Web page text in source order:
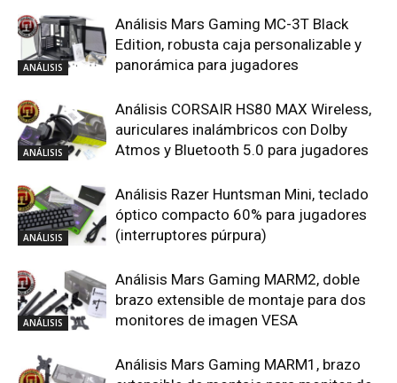
ANÁLISIS
Análisis CORSAIR HS80 MAX Wireless,
auriculares inalámbricos con Dolby
Atmos y Bluetooth 5.0 para jugadores
ANÁLISIS
Análisis Razer Huntsman Mini, teclado
óptico compacto 60% para jugadores
(interruptores púrpura)
ANÁLISIS
Análisis Mars Gaming MARM2, doble
brazo extensible de montaje para dos
monitores de imagen VESA
ANÁLISIS
Análisis Mars Gaming MARM1, brazo
extensible de montaje para monitor de
imagen VESA75 o VESA100
Análisis Mars Gaming MMIC-XT,